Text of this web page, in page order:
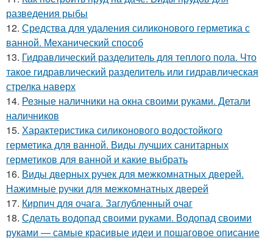
разведения рыбы
12. Средства для удаления силиконового герметика с
ванной. Механический способ
13. Гидравлический разделитель для теплого пола. Что
такое гидравлический разделитель или гидравлическая
стрелка наверх
14. Резные наличники на окна своими руками. Детали
наличников
15. Характеристика силиконового водостойкого
герметика для ванной. Виды лучших санитарных
герметиков для ванной и какие выбрать
16. Виды дверных ручек для межкомнатных дверей.
Нажимные ручки для межкомнатных дверей
17. Кирпич для очага. Заглубленный очаг
18. Сделать водопад своими руками. Водопад своими
руками — самые красивые идеи и пошаговое описание